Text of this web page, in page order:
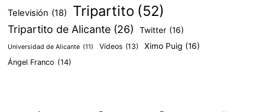
Televisión (18) Tripartito (52)
Tripartito de Alicante (26) Twitter (16)
Universidad de Alicante (11) Vídeos (13) Ximo Puig (16)
Ángel Franco (14)